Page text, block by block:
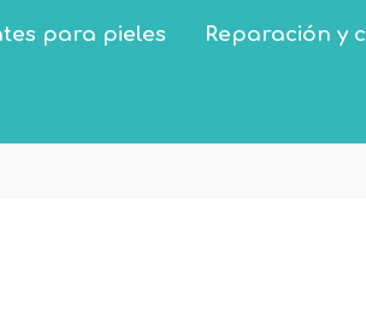
para pieles Reparación y